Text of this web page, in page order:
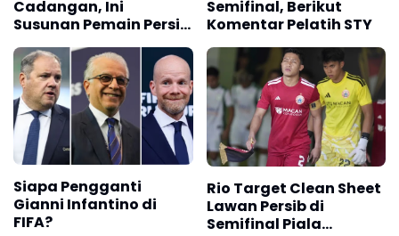
Cadangan, Ini
Susunan Pemain Persib
Semifinal, Berikut
Komentar Pelatih STY
Siapa Pengganti
Gianni Infantino di
FIFA?
Rio Target Clean Sheet
Lawan Persib di
Semifinal Piala